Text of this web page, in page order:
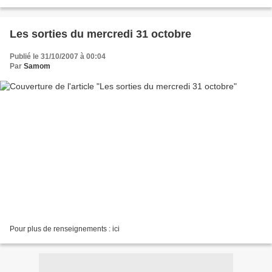
Les sorties du mercredi 31 octobre
Publié le 31/10/2007 à 00:04
Par Samom
Pour plus de renseignements : ici